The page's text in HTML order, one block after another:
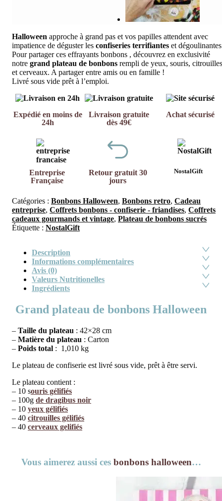
Halloween approche à grand pas et vos papilles attendent avec
impatience de déguster les confiseries terrifiantes et
Pour partager ces effrayants bonbons , découvrez en exclusivité
notre grand plateau de bonbons rempli de yeux, souris, citrouilles
et cerveaux. A partager entre amis ou en famille !
Livré sous vide prêt à l’emploi.
Expédié en moins de
24h
Livraison gratuite
dès 49€
Achat sécurisé
Entreprise
Française
Retour gratuit 30
jours
NostalGift
Catégories : Bonbons Halloween, Bonbons retro, Cadeau
entreprise, Coffrets bonbons - confiserie - friandises, Coffrets
cadeaux gourmands et vintage, Plateau de bonbons sucrés
Étiquette : NostalGift
Description
Informations complémentaires
Avis (0)
Valeurs Nutritionelles
Ingrédients
Grand plateau de bonbons Halloween
– Taille du plateau : 42×28 cm
– Matière du plateau : Carton
– Poids total : 1,010 kg
Le plateau de confiserie est livré sous vide, prêt à être servi.
Le plateau contient :
– 10 souris gélifiés
– 100g de dragibus noir
– 10 yeux gélifiés
– 40 citrouilles gélifiés
– 40 cerveaux gelifiés
Vous aimerez aussi ces bonbons halloween…